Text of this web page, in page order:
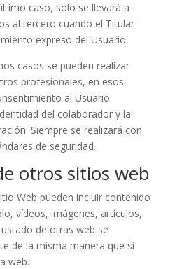
caso, solo se llevará a
al tercero cuando el Titular
expreso del Usuario.
casos se pueden realizar
profesionales, en esos
al Usuario
del colaborador y la
Siempre se realizará con
de seguridad.
otros sitios web
Web pueden incluir contenido
vídeos, imágenes, artículos,
de otras web se
de la misma manera que si
web.